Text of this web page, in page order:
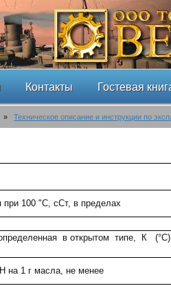
Контакты Гостевая
» Техническое описание и инструкции по
при 100 "С, сСт, в пределах
в открытом типе, К
на 1 г масла, не менее